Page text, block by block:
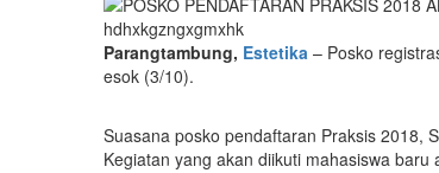
hdhxkgzngxgmxhk
Parangtambung, Estetika – Posko
esok (3/10).
Suasana posko pendaftaran Praksis 2018,
Kegiatan yang akan diikuti mahasiswa